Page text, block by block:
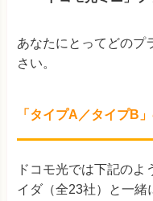
あなたにとってどのプ
さい。
「タイプA／タイプB
ドコモ光では下記の
イダ（全23社）と一緒